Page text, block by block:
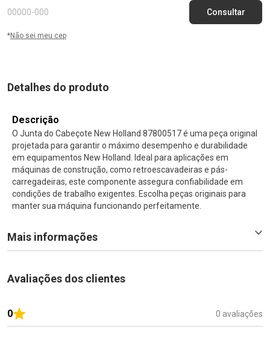
*Não sei meu cep
Detalhes do produto
Descrição
O Junta do Cabeçote New Holland 87800517 é uma peça original
projetada para garantir o máximo desempenho e durabilidade
em equipamentos New Holland. Ideal para aplicações em
máquinas de construção, como retroescavadeiras e pás-
carregadeiras, este componente assegura confiabilidade em
condições de trabalho exigentes. Escolha peças originais para
manter sua máquina funcionando perfeitamente.
Mais informações
Avaliações dos clientes
0 0 avaliações